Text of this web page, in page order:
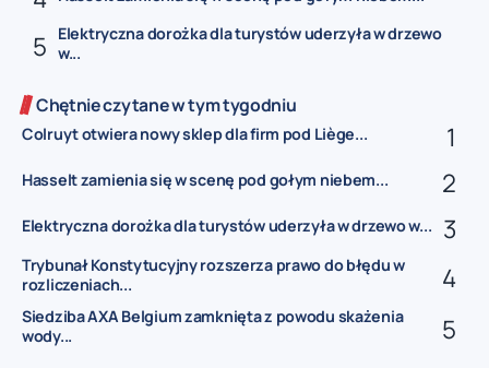
Elektryczna dorożka dla turystów uderzyła w drzewo
w...
Chętnie czytane w tym tygodniu
Colruyt otwiera nowy sklep dla firm pod Liège...
Hasselt zamienia się w scenę pod gołym niebem...
Elektryczna dorożka dla turystów uderzyła w drzewo w...
Trybunał Konstytucyjny rozszerza prawo do błędu w
rozliczeniach...
Siedziba AXA Belgium zamknięta z powodu skażenia
wody...